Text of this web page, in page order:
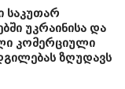
საკუთარ
უკრაინისა და
კომერციული
ზღუდავს